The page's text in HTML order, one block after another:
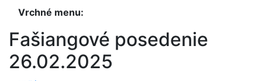
Vrchné menu:
Fašiangové posedenie
26.02.2025